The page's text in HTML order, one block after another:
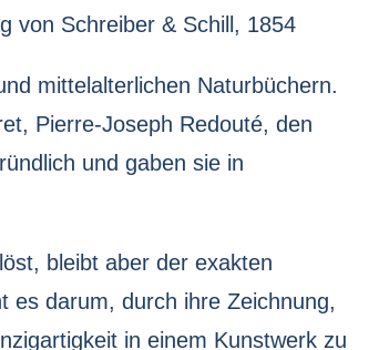
von Schreiber & Schill, 1854
mittelalterlichen Naturbüchern.
Pierre-Joseph Redouté, den
und gaben sie in
bleibt aber der exakten
es darum, durch ihre Zeichnung,
in einem Kunstwerk zu